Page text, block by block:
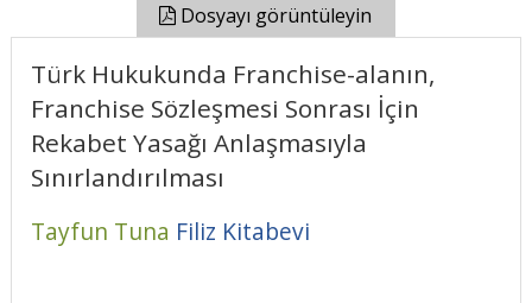
Dosyayı görüntüleyin
Türk Hukukunda Franchise-alanın,
Franchise Sözleşmesi Sonrası İçin
Rekabet Yasağı Anlaşmasıyla
Sınırlandırılması
Tayfun Tuna Filiz Kitabevi